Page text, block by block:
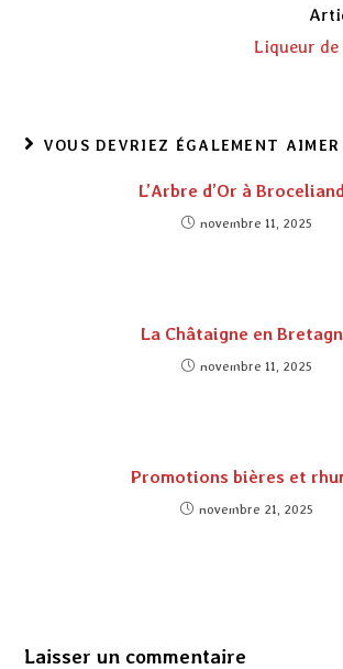
Liqueur
VOUS DEVRIEZ ÉGALEMENT AIMER
L’Arbre d’Or à
novembre 11, 2025
La Châtaigne en
novembre 11, 2025
Promotions bières et
novembre 21, 2025
Laisser un commentaire